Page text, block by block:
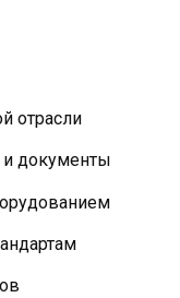
отрасли
документы